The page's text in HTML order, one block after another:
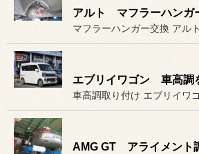
アルト マフラーハンガ
AMG GT アライメント